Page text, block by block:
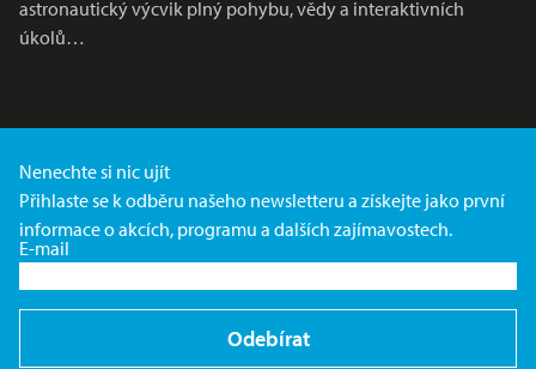
astronautický výcvik plný pohybu, vědy a interaktivních
úkolů…
Nenechte si nic ujít
Přihlaste se k odběru našeho newsletteru a získejte jako první
informace o akcích, programu a dalších zajímavostech.
E-mail
Odebírat